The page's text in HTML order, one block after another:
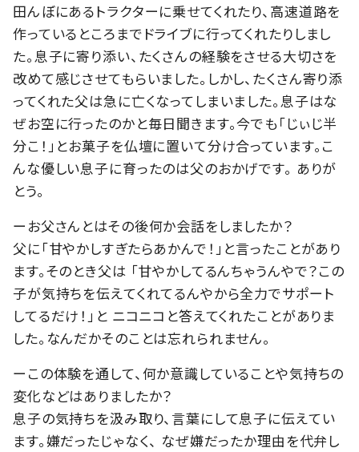
田んぼにあるトラクターに乗せてくれたり、高速道路を
作っているところまでドライブに行ってくれたりしまし
た。息子に寄り添い、たくさんの経験をさせる大切さを
改めて感じさせてもらいました。しかし、たくさん寄り添
ってくれた父は急に亡くなってしまいました。息子はな
ぜお空に行ったのかと毎日聞きます。今でも「じぃじ半
分こ！」とお菓子を仏壇に置いて分け合っています。こ
んな優しい息子に育ったのは父のおかげです。 ありが
とう。
ーお父さんとはその後何か会話をしましたか？
父に「甘やかしすぎたらあかんで！」と言ったことがあり
ます。そのとき父は 「甘やかしてるんちゃうんやで？この
子が気持ちを伝えてくれてるんやから全力でサポート
してるだけ！」と ニコニコと答えてくれたことがありま
した。なんだかそのことは忘れられません。
ーこの体験を通して、何か意識していることや気持ちの
変化などはありましたか？
息子の気持ちを汲み取り、言葉にして息子に伝えてい
ます。嫌だったじゃなく、 なぜ嫌だったか理由を代弁し